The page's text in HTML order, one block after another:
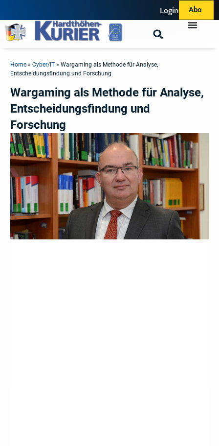
Login Abo
Home »Cyber/IT »Wargaming als Methode für Analyse,
Entscheidungsfindung und Forschung
Wargaming als Methode für Analyse,
Entscheidungsfindung und
Forschung